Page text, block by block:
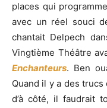
places qui
avec un réel souci
chantait Delpech
Vingtième Théâtre
Enchanteurs. Ben
Quand il y a des trucs
d’à côté, il faudrait